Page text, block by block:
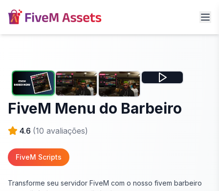
FiveM Menu do Barbeiro
4.6 (10 avaliações)
FiveM Scripts
Transforme seu servidor FiveM com o nosso fivem barbeiro